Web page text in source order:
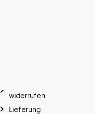
widerrufen
Lieferung